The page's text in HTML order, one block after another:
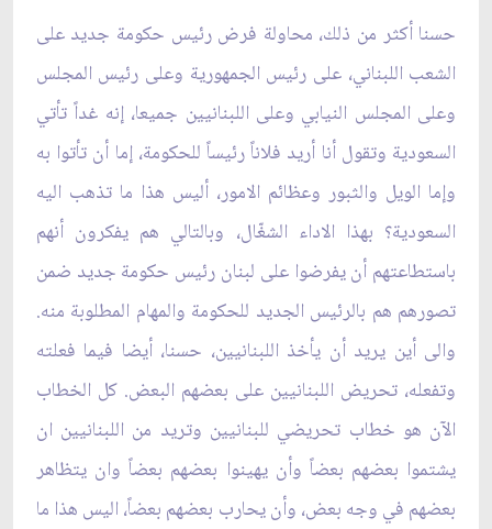
حسنا أكثر من ذلك، محاولة فرض رئيس حكومة جديد على
الشعب اللبناني، على رئيس الجمهورية وعلى رئيس ‏المجلس
وعلى المجلس النيابي وعلى اللبنانيين جميعا، إنه غداً تأتي
السعودية وتقول أنا أريد فلاناً رئيساً للحكومة، ‏إما أن تأتوا به
وإما الويل والثبور وعظائم الامور، أليس هذا ما تذهب اليه
السعودية؟ بهذا الاداء الشغّال، وبالتالي ‏هم يفكرون أنهم
باستطاعتهم أن يفرضوا على لبنان رئيس حكومة جديد ضمن
تصورهم هم بالرئيس الجديد ‏للحكومة والمهام المطلوبة منه.
والى أين يريد أن يأخذ اللبنانيين، حسنا، أيضا فيما فعلته
وتفعله، تحريض ‏اللبنانيين على بعضهم البعض. كل الخطاب
الآن هو خطاب تحريضي للبنانيين وتريد من اللبنانيين ان
يشتموا ‏بعضهم بعضاً وأن يهينوا بعضهم بعضاً وان يتظاهر
بعضهم في وجه بعض، وأن يحارب بعضهم بعضاً، اليس ‏هذا ما